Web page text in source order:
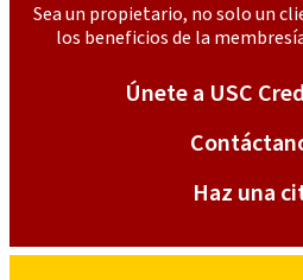
Sea un propietario, no solo un
los beneficios de la
Únete a USC
Haz una